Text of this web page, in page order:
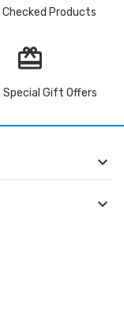
Products
redeem
Gift Offers

